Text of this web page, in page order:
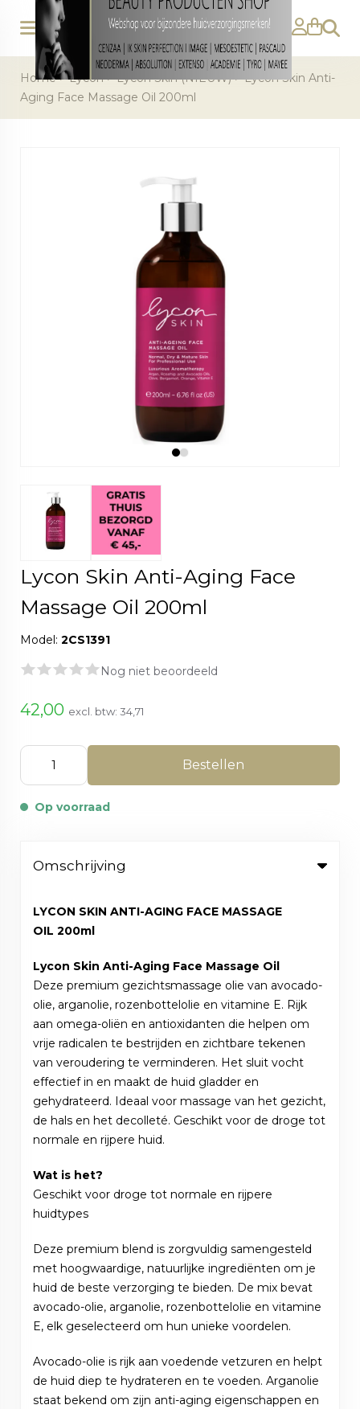
Home>Lycon>Lycon Skin (NIEUW)>Lycon Skin Anti-
Aging Face Massage Oil 200ml
Lycon Skin Anti-Aging Face
Massage Oil 200ml
Model: 2CS1391
Nog niet beoordeeld
42,00 excl. btw: 34,71
Bestellen
Op voorraad
Omschrijving
LYCON SKIN ANTI-AGING FACE MASSAGE
OIL 200ml
Lycon Skin Anti-Aging Face Massage Oil
Deze premium gezichtsmassage olie van avocado-
olie, arganolie, rozenbottelolie en vitamine E. Rijk
aan omega-oliën en antioxidanten die helpen om
vrije radicalen te bestrijden en zichtbare tekenen
van veroudering te verminderen. Het sluit vocht
effectief in en maakt de huid gladder en
gehydrateerd. Ideaal voor massage van het gezicht,
de hals en het decolleté. Geschikt voor de droge tot
normale en rijpere huid.
Wat is het?
Geschikt voor droge tot normale en rijpere
huidtypes
Deze premium blend is zorgvuldig samengesteld
met hoogwaardige, natuurlijke ingrediënten om je
huid de beste verzorging te bieden. De mix bevat
avocado-olie, arganolie, rozenbottelolie en vitamine
E, elk geselecteerd om hun unieke voordelen.
Avocado-olie is rijk aan voedende vetzuren en helpt
de huid diep te hydrateren en te voeden. Arganolie
staat bekend om zijn anti-aging eigenschappen en